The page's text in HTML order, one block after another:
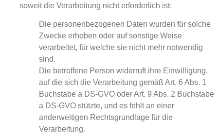
soweit die Verarbeitung nicht erforderlich ist:
Die personenbezogenen Daten wurden für solche
Zwecke erhoben oder auf sonstige Weise
verarbeitet, für welche sie nicht mehr notwendig
sind.
Die betroffene Person widerruft ihre Einwilligung,
auf die sich die Verarbeitung gemäß Art. 6 Abs. 1
Buchstabe a DS-GVO oder Art. 9 Abs. 2 Buchstabe
a DS-GVO stützte, und es fehlt an einer
anderweitigen Rechtsgrundlage für die
Verarbeitung.